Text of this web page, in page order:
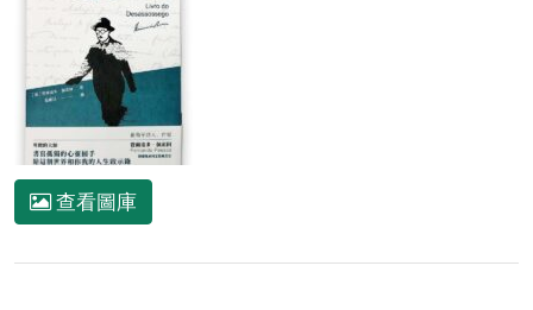
查看圖庫